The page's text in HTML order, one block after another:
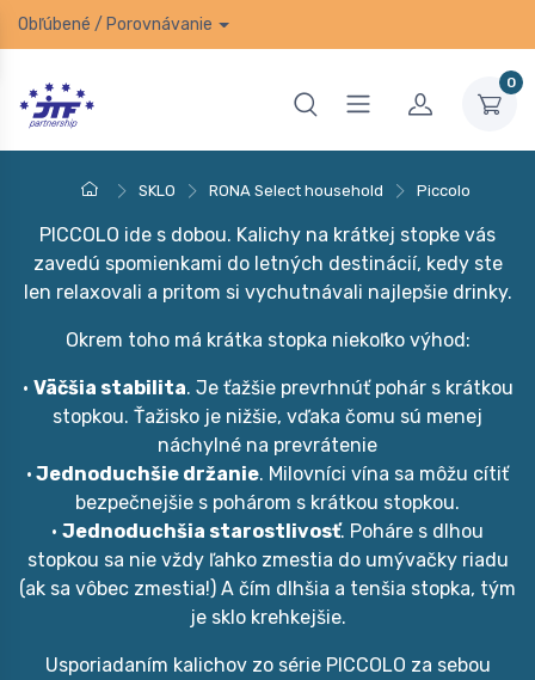
Obľúbené / Porovnávanie
0
SKLO RONA Select household Piccolo
PICCOLO ide s dobou. Kalichy na krátkej stopke vás
zavedú spomienkami do letných destinácií, kedy ste
len relaxovali a pritom si vychutnávali najlepšie drinky.
Okrem toho má krátka stopka niekoľko výhod:
• Väčšia stabilita. Je ťažšie prevrhnúť pohár s krátkou
stopkou. Ťažisko je nižšie, vďaka čomu sú menej
náchylné na prevrátenie
• Jednoduchšie držanie. Milovníci vína sa môžu cítiť
bezpečnejšie s pohárom s krátkou stopkou.
• Jednoduchšia starostlivosť. Poháre s dlhou
stopkou sa nie vždy ľahko zmestia do umývačky riadu
(ak sa vôbec zmestia!) A čím dlhšia a tenšia stopka, tým
je sklo krehkejšie.
Usporiadaním kalichov zo série PICCOLO za sebou